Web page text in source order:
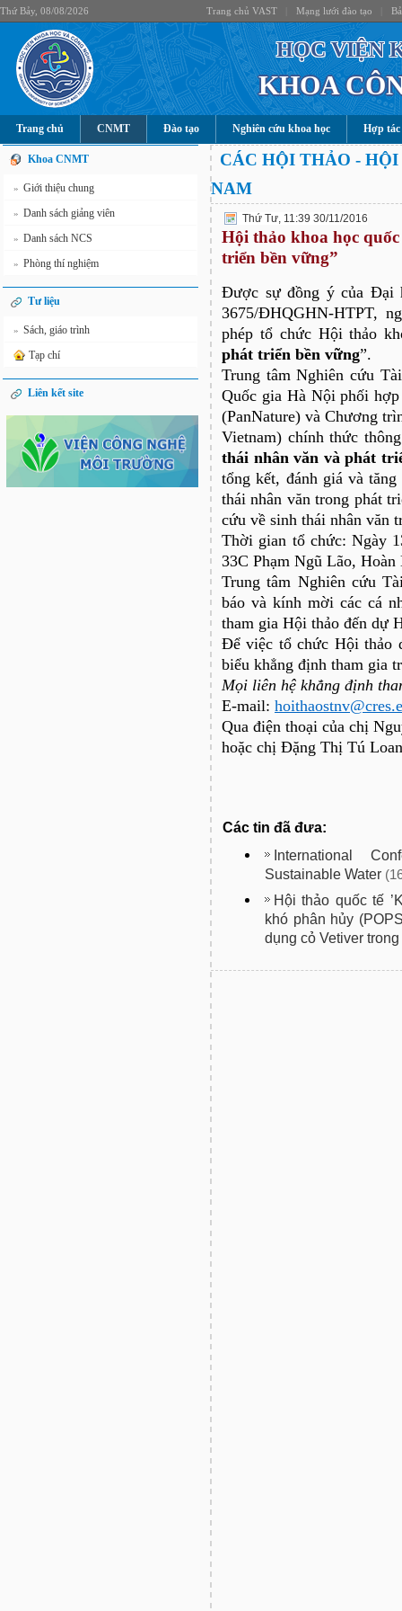
Thứ Bảy, 08/08/2026 Trang chủ VAST Mạng lưới đào tạo
HỌC VIỆN
KHOA
Trang chủ CNMT Đào tạo Nghiên cứu khoa học Hợp tác
Khoa CNMT
» Giới thiệu chung
» Danh sách giảng viên
» Danh sách NCS
» Phòng thí nghiệm
Tư liệu
» Sách, giáo trình
Tạp chí
Liên kết site
CÁC HỘI THẢO -
NAM
Thứ Tư, 11:39 30/11/2016
Hội thảo khoa học
triển bền vững”
Được sự đồng ý của Đại
3675/ĐHQGHN-HTPT,
phép tổ chức Hội thảo
phát triển bền vững”.
Trung tâm Nghiên cứu
Quốc gia Hà Nội phối
(PanNature) và Chương
Vietnam) chính thức
thái nhân văn và phát
tổng kết, đánh giá và
thái nhân văn trong phát
cứu về sinh thái nhân văn
Thời gian tổ chức: Ngày
33C Phạm Ngũ Lão,
Trung tâm Nghiên cứu
báo và kính mời các cá
tham gia Hội thảo đến dự
Để việc tổ chức Hội thảo
biểu khẳng định tham gia
Mọi liên hệ khẳng định
E-mail:
Qua điện thoại của chị
hoặc chị Đặng Thị Tú
Các tin đã đưa:
International
Sustainable Water
Hội thảo quốc tế
khó phân hủy
dụng cỏ Vetiver